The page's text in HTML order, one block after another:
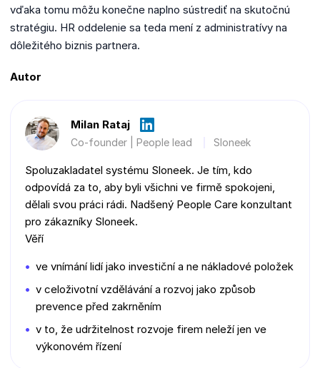
vďaka tomu môžu konečne naplno sústrediť na skutočnú
stratégiu. HR oddelenie sa teda mení z administratívy na
dôležitého biznis partnera.
Autor
Milan Rataj
Co-founder | People lead Sloneek
Spoluzakladatel systému Sloneek. Je tím, kdo
odpovídá za to, aby byli všichni ve firmě spokojeni,
dělali svou práci rádi. Nadšený People Care konzultant
pro zákazníky Sloneek.
Věří
ve vnímání lidí jako investiční a ne nákladové položek
v celoživotní vzdělávání a rozvoj jako způsob
prevence před zakrněním
v to, že udržitelnost rozvoje firem neleží jen ve
výkonovém řízení